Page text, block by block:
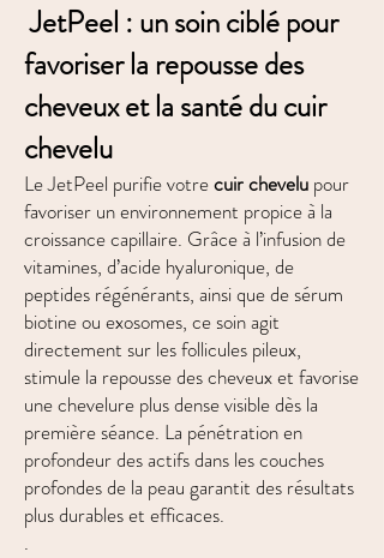
JetPeel : un soin ciblé pour
favoriser la repousse des
cheveux et la santé du cuir
chevelu
Le JetPeel purifie votrecuir chevelu pour
favoriser un environnement propice à la
croissance capillaire. Grâce à l’infusion de
vitamines, d’acide hyaluronique, de
peptides régénérants, ainsi que de sérum
biotine ou exosomes, ce soin agit
directement sur les follicules pileux,
stimule la repousse des cheveux et favorise
une chevelure plus dense visible dès la
première séance. La pénétration en
profondeur des actifs dans les couches
profondes de la peau garantit des résultats
plus durables et efficaces.
.